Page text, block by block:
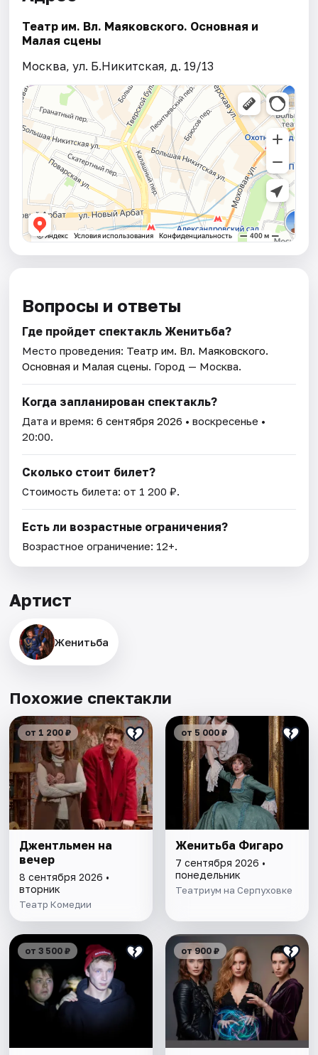
Театр им. Вл. Маяковского. Основная и
Малая сцены
Москва, ул. Б.Никитская, д. 19/13
Вопросы и ответы
Где пройдет спектакль Женитьба?
Место проведения: Театр им. Вл. Маяковского.
Основная и Малая сцены. Город — Москва.
Когда запланирован спектакль?
Дата и время:6 сентября 2026 • воскресенье •
20:00.
Сколько стоит билет?
Стоимость билета: от 1 200 ₽.
Есть ли возрастные ограничения?
Возрастное ограничение: 12+.
Артист
Женитьба
Похожие спектакли
от 1 200 ₽
Джентльмен на
вечер
8 сентября 2026 •
вторник
Театр Комедии
от 5 000 ₽
Женитьба Фигаро
7 сентября 2026 •
понедельник
Театриум на Серпуховке
от 3 500 ₽ от 900 ₽